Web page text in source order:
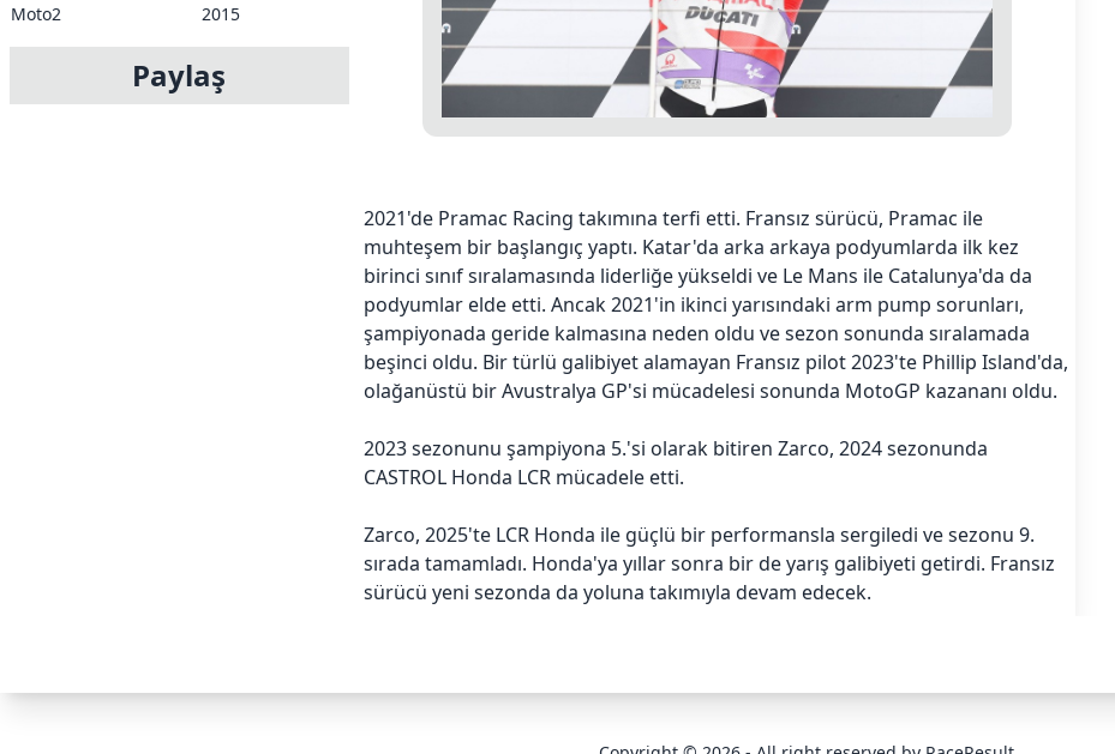
Moto2
2015
Paylaş
2021'de Pramac Racing takımına terfi etti. Fransız sürücü, Pramac ile
muhteşem bir başlangıç ​​yaptı. Katar'da arka arkaya podyumlarda ilk kez
birinci sınıf sıralamasında liderliğe yükseldi ve Le Mans ile Catalunya'da da
podyumlar elde etti. Ancak 2021'in ikinci yarısındaki arm pump sorunları,
şampiyonada geride kalmasına neden oldu ve sezon sonunda sıralamada
beşinci oldu. Bir türlü galibiyet alamayan Fransız pilot 2023'te Phillip Island'da,
olağanüstü bir Avustralya GP'si mücadelesi sonunda MotoGP kazananı oldu.
2023 sezonunu şampiyona 5.'si olarak bitiren Zarco, 2024 sezonunda
CASTROL Honda LCR mücadele etti.
Zarco, 2025'te LCR Honda ile güçlü bir performansla sergiledi ve sezonu 9.
sırada tamamladı. Honda'ya yıllar sonra bir de yarış galibiyeti getirdi. Fransız
sürücü yeni sezonda da yoluna takımıyla devam edecek.